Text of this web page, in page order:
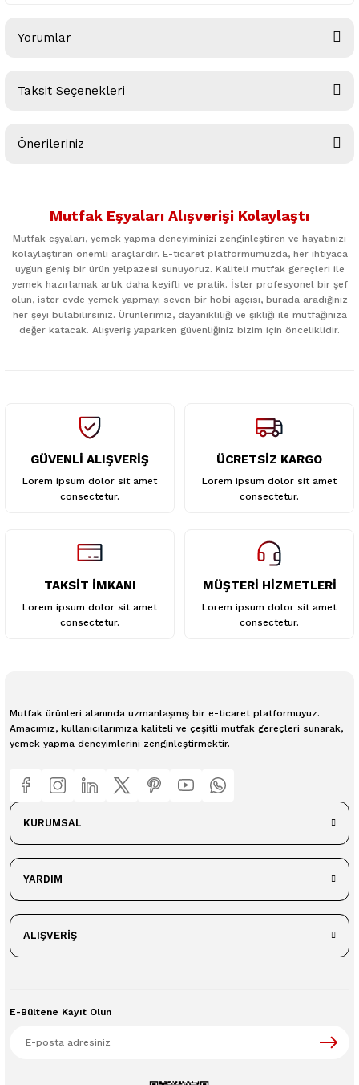
Yorumlar
Taksit Seçenekleri
Önerileriniz
kullanarak tarafımıza iletebilirsiniz.
Ürün resmi kalitesiz, bozuk veya görüntülenemiyor.
Ürün bilgilerinde hatalar bulunuyor.
Ürün fiyatı diğer sitelerden daha pahalı.
Mutfak Eşyaları Alışverişi Kolaylaştı
Mutfak eşyaları, yemek yapma deneyiminizi zenginleştiren ve hayatınızı
kolaylaştıran önemli araçlardır. E-ticaret platformumuzda, her ihtiyaca
uygun geniş bir ürün yelpazesi sunuyoruz. Kaliteli mutfak gereçleri ile
yemek hazırlamak artık daha keyifli ve pratik. İster profesyonel bir şef
olun, ister evde yemek yapmayı seven bir hobi aşçısı, burada aradığınız
her şeyi bulabilirsiniz. Ürünlerimiz, dayanıklılığı ve şıklığı ile mutfağınıza
değer katacak. Alışveriş yaparken güvenliğiniz bizim için önceliklidir.
GÜVENLİ ALIŞVERİŞ
Lorem ipsum dolor sit amet
consectetur.
ÜCRETSİZ KARGO
Lorem ipsum dolor sit amet
consectetur.
TAKSİT İMKANI
Lorem ipsum dolor sit amet
consectetur.
MÜŞTERİ HİZMETLERİ
Lorem ipsum dolor sit amet
consectetur.
Mutfak ürünleri alanında uzmanlaşmış bir e-ticaret platformuyuz.
Amacımız, kullanıcılarımıza kaliteli ve çeşitli mutfak gereçleri sunarak,
yemek yapma deneyimlerini zenginleştirmektir.
KURUMSAL
YARDIM
ALIŞVERİŞ
E-Bültene Kayıt Olun